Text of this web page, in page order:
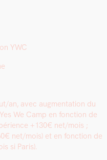
YWC
an, avec aug­men­ta­tion du
We Camp en fonc­tion de
+130€ net/mois ;
net/mois) et en fonc­tion de
si Paris).